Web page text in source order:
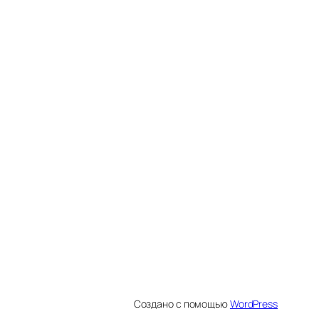
Создано с помощьюWordPress